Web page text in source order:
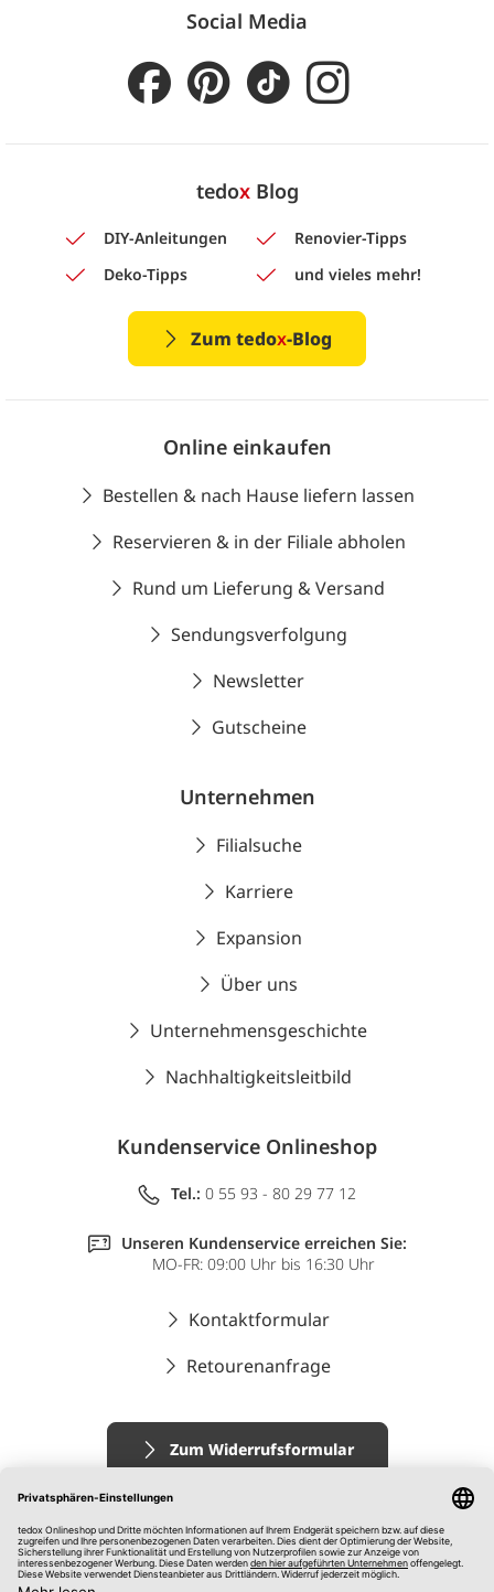
Social Media
tedoxBlog
DIY-Anleitungen
Renovier-Tipps
Deko-Tipps
und vieles mehr!
Zum tedox-Blog
Online einkaufen
Bestellen & nach Hause liefern lassen
Reservieren & in der Filiale abholen
Rund um Lieferung & Versand
Sendungsverfolgung
Newsletter
Gutscheine
Unternehmen
Filialsuche
Karriere
Expansion
Über uns
Unternehmensgeschichte
Nachhaltigkeitsleitbild
Kundenservice Onlineshop
Tel.: 0 55 93 - 80 29 77 12
Unseren Kundenservice erreichen Sie:
MO-FR: 09:00 Uhr bis 16:30 Uhr
Kontaktformular
Retourenanfrage
Zum Widerrufsformular
Impressum
AGB